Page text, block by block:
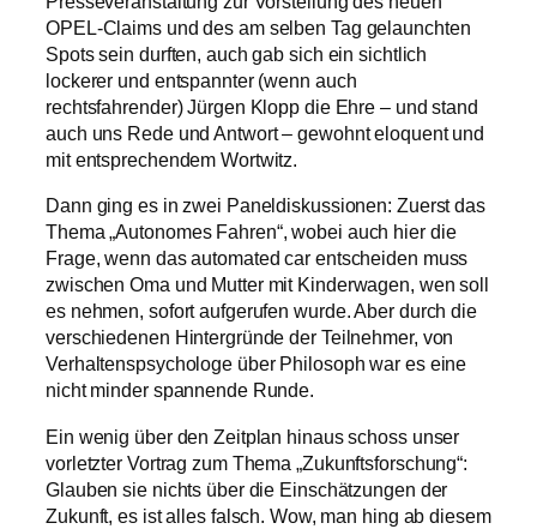
OPEL-Claims und des am selben Tag gelaunchten
Spots sein durften, auch gab sich ein sichtlich
lockerer und entspannter (wenn auch
rechtsfahrender) Jürgen Klopp die Ehre – und stand
auch uns Rede und Antwort – gewohnt eloquent und
mit entsprechendem Wortwitz.
Dann ging es in zwei Paneldiskussionen: Zuerst das
Thema „Autonomes Fahren“, wobei auch hier die
Frage, wenn das automated car entscheiden muss
zwischen Oma und Mutter mit Kinderwagen, wen soll
es nehmen, sofort aufgerufen wurde. Aber durch die
verschiedenen Hintergründe der Teilnehmer, von
Verhaltenspsychologe über Philosoph war es eine
nicht minder spannende Runde.
Ein wenig über den Zeitplan hinaus schoss unser
vorletzter Vortrag zum Thema „Zukunftsforschung“:
Glauben sie nichts über die Einschätzungen der
Zukunft, es ist alles falsch. Wow, man hing ab diesem